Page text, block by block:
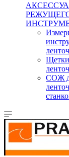
Щетки
СОЖ